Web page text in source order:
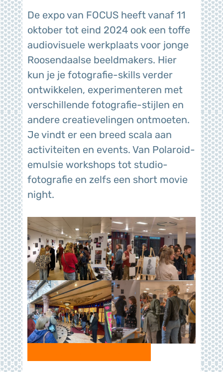
De expo van FOCUS heeft vanaf 11
oktober tot eind 2024 ook een toffe
audiovisuele werkplaats voor jonge
Roosendaalse beeldmakers. Hier
kun je je fotografie-skills verder
ontwikkelen, experimenteren met
verschillende fotografie-stijlen en
andere creatievelingen ontmoeten.
Je vindt er een breed scala aan
activiteiten en events. Van Polaroid-
emulsie workshops tot studio-
fotografie en zelfs een short movie
night.